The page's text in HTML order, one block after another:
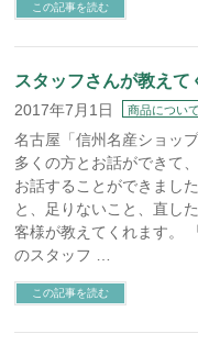
この記事を読む
スタッフさんが教えて
2017年7月1日 商品について
名古屋「信州名産ショッ
多くの方とお話ができて
お話することができまし
と、足りないこと、直し
客様が教えてくれます。
のスタッフ …
この記事を読む